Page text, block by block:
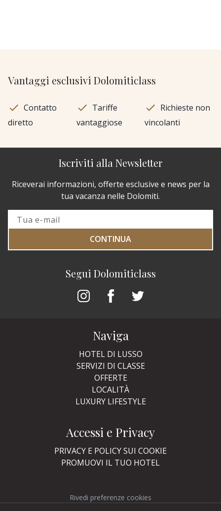
Vantaggi esclusivi Dolomiticlass
Contatto
diretto
Tariffe
vantaggiose
Richieste non
vincolanti
Segui Dolomiticlass
Iscriviti alla Newsletter
Riceverai informazioni, offerte esclusive e news per la
tua vacanza nelle Dolomiti.
CONTINUA
Naviga
HOTEL DI LUSSO
SERVIZI DI CLASSE
OFFERTE
LOCALITÀ
LUXURY LIFESTYLE
Accessi e Privacy
PRIVACY E POLICY SUI COOKIE
PROMUOVI IL TUO HOTEL
Rivedi preferenze cookies